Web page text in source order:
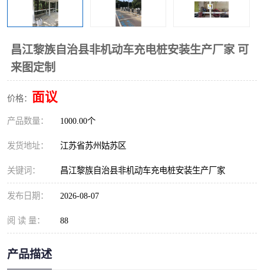
昌江黎族自治县非机动车充电桩安装生产厂家 可
来图定制
价格： 面议
产品数量： 1000.00个
发货地址： 江苏省苏州姑苏区
关键词： 昌江黎族自治县非机动车充电桩安装生产厂家
发布日期： 2026-08-07
阅 读 量： 88
产品描述